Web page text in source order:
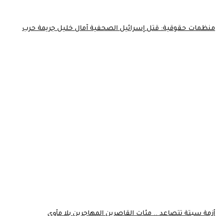
منظمات حقوقية: قتل إسرائيل الصحفية آمال خليل جريمة حرب
أزمة سبتة تتصاعد .. مئات القاصرين المهاجرين بلا مأوى